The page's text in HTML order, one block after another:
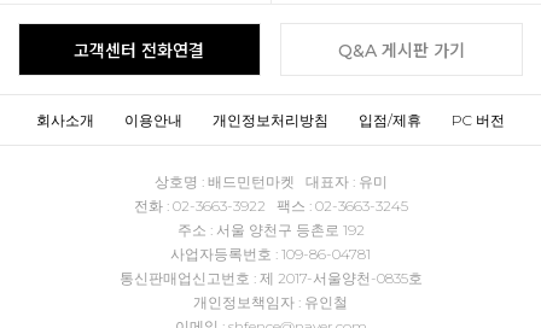
고객센터 전화연결 Q&A 게시판 가기
회사소개 이용안내 개인정보처리방침 입점/제휴 PC 버전
상호명 : 배드민턴마켓 대표자 : 유미
전화 : 02-3663-3922 팩스 : 02-3663-3245
주소 : 서울 양천구 등촌로 192
사업자등록번호 : 109-86-04781
통신판매업신고번호 : 제 2017-서울양천-0835호
개인정보책임자 : 유인철